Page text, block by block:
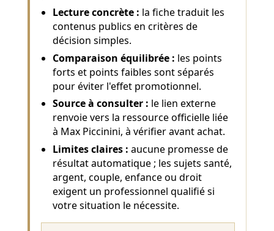
Lecture concrète : la fiche traduit les
contenus publics en critères de
décision simples.
Comparaison équilibrée : les points
forts et points faibles sont séparés
pour éviter l'effet promotionnel.
Source à consulter : le lien externe
renvoie vers la ressource officielle liée
à Max Piccinini, à vérifier avant achat.
Limites claires : aucune promesse de
résultat automatique ; les sujets santé,
argent, couple, enfance ou droit
exigent un professionnel qualifié si
votre situation le nécessite.